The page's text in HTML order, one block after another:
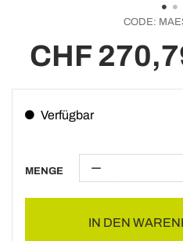
CODE:
CHF
Verfügbar
MENGE
IN DEN